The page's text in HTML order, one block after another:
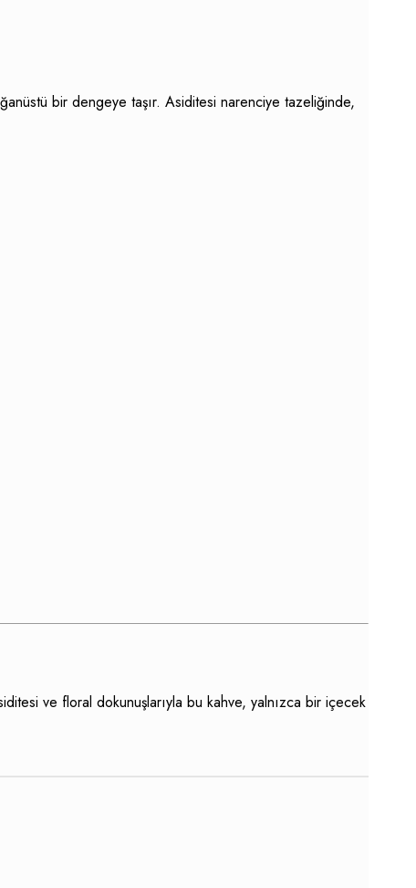
bir dengeye taşır. Asiditesi narenciye tazeliğinde,
ve floral dokunuşlarıyla bu kahve, yalnızca bir içecek